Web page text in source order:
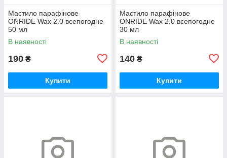
Мастило парафінове
ONRIDE Wax 2.0 всепогодне
50 мл
В наявності
190 ₴
Купити
Мастило парафінове
ONRIDE Wax 2.0 всепогодне
30 мл
В наявності
140 ₴
Купити